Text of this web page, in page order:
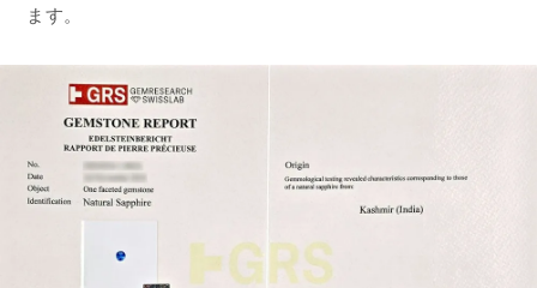
ます。